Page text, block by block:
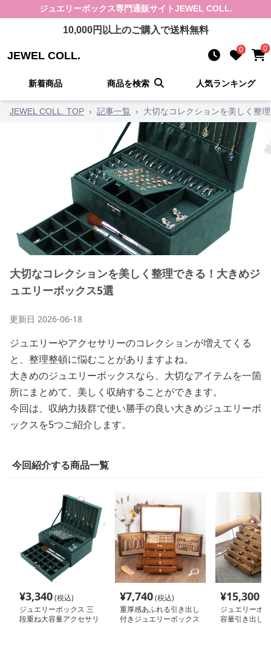
ジュエリーボックス専門通販サイトJEWEL COLL.
10,000円以上のご購入で送料無料
JEWEL COLL. 0 0
新着商品 商品を検索 人気ランキング
JEWEL COLL. TOP › 記事一覧 › 大切なコレクションを美しく整
大切なコレクションを美しく整理できる！大きめジ
ュエリーボックス5選
更新日 2026-06-18
ジュエリーやアクセサリーのコレクションが増えてくる
と、整理整頓に悩むことがありますよね。
大きめのジュエリーボックスなら、大切なアイテムを一箇
所にまとめて、美しく収納することができます。
今回は、収納力抜群で使い勝手の良い大きめジュエリーボ
ックスを5つご紹介します。
今回紹介する商品一覧
¥3,340(税込)
ジュエリーボックス 三
段重ね大容量アクセサリ
¥7,740(税込)
重厚感あふれる引き出し
付きジュエリーボックス
¥15,300
ジュエリーボ
容量引き出し